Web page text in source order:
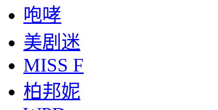
咆哮
美剧迷
MISS F
柏邦妮